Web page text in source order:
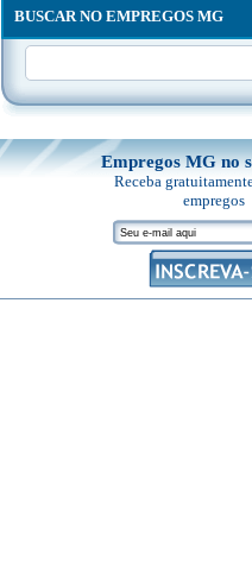
BUSCAR NO EMPREGOS MG
Empregos MG no
Receba
empregos